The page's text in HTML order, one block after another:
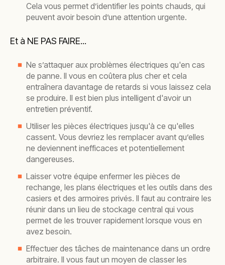
Cela vous permet d’identifier les points chauds, qui
peuvent avoir besoin d’une attention urgente.
Et à NE PAS FAIRE...
Ne s’attaquer aux problèmes électriques qu'en cas
de panne. Il vous en coûtera plus cher et cela
entraînera davantage de retards si vous laissez cela
se produire. Il est bien plus intelligent d'avoir un
entretien préventif.
Utiliser les pièces électriques jusqu'à ce qu'elles
cassent. Vous devriez les remplacer avant qu’elles
ne deviennent inefficaces et potentiellement
dangereuses.
Laisser votre équipe enfermer les pièces de
rechange, les plans électriques et les outils dans des
casiers et des armoires privés. Il faut au contraire les
réunir dans un lieu de stockage central qui vous
permet de les trouver rapidement lorsque vous en
avez besoin.
Effectuer des tâches de maintenance dans un ordre
arbitraire. Il vous faut un moyen de classer les